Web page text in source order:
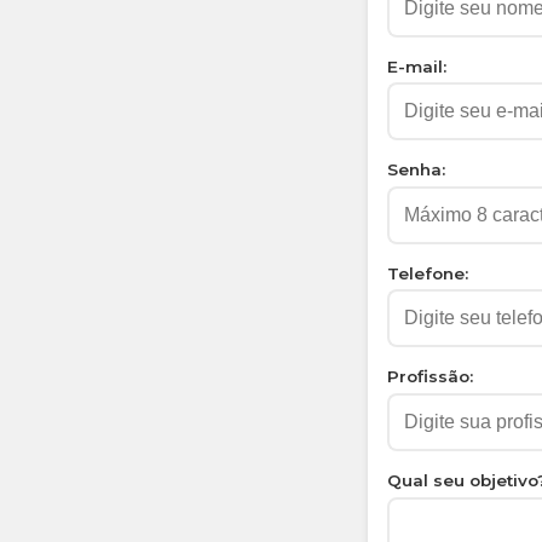
E-mail:
Senha:
Telefone:
Profissão:
Qual seu